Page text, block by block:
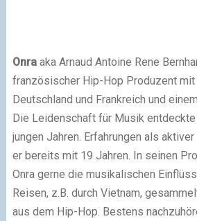
Onraaka Arnaud Antoine Rene
französischer Hip-Hop Produzent mit
Deutschland und Frankreich und
Die Leidenschaft für Musik
jungen Jahren. Erfahrungen als
er bereits mit 19 Jahren. In seinen
Onra gerne die musikalischen
Reisen, z.B. durch Vietnam,
aus dem Hip-Hop. Bestens